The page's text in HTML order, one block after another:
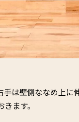
手は壁側ななめ上
ます。